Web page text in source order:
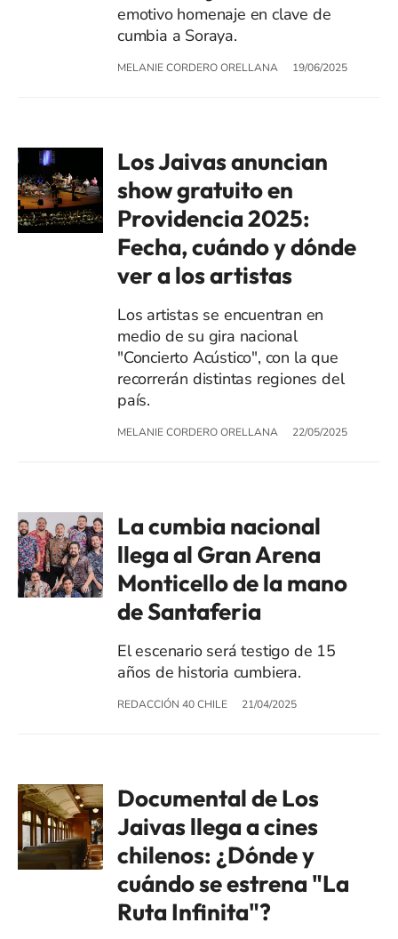
emotivo homenaje en clave de
cumbia a Soraya.
MELANIE CORDERO ORELLANA 19/06/2025
Los Jaivas anuncian
show gratuito en
Providencia 2025:
Fecha, cuándo y dónde
ver a los artistas
Los artistas se encuentran en
medio de su gira nacional
"Concierto Acústico", con la que
recorrerán distintas regiones del
país.
MELANIE CORDERO ORELLANA 22/05/2025
La cumbia nacional
llega al Gran Arena
Monticello de la mano
de Santaferia
El escenario será testigo de 15
años de historia cumbiera.
REDACCIÓN 40 CHILE 21/04/2025
Documental de Los
Jaivas llega a cines
chilenos: ¿Dónde y
cuándo se estrena "La
Ruta Infinita"?